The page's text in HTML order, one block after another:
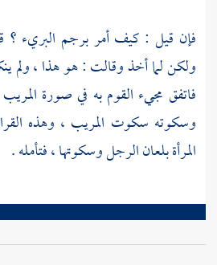
فإن قيل : كيف أمر برجم البريء ؟
ولكن لما أخذ وقالت : هو هذا ، ولم
فاتفق مجيء القوم به في صورة
وسكوته سكوت المريب ، وهذه
المرأة بلعان الرجل وسكوتها ، فتأمله .